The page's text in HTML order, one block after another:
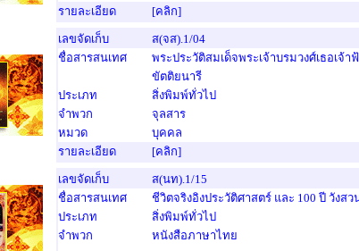
รายละเอียด
[คลิก]
เลขจัดเก็บ
ส(จส).1/04
ชื่อสารสนเทศ
พระประวัติสมเด็จพระเจ้าบรมวงศ์เธอเ
ขัตติยนารี
ประเภท
สิ่งพิมพ์ทั่วไป
จำพวก
จุลสาร
หมวด
บุคคล
รายละเอียด
[คลิก]
เลขจัดเก็บ
ส(นท).1/15
ชื่อสารสนเทศ
ชีวิตจริงอิงประวัติศาสตร์ และ 100 ปี วังส
ประเภท
สิ่งพิมพ์ทั่วไป
จำพวก
หนังสือภาษาไทย